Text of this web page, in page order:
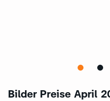
Bilder Preise April